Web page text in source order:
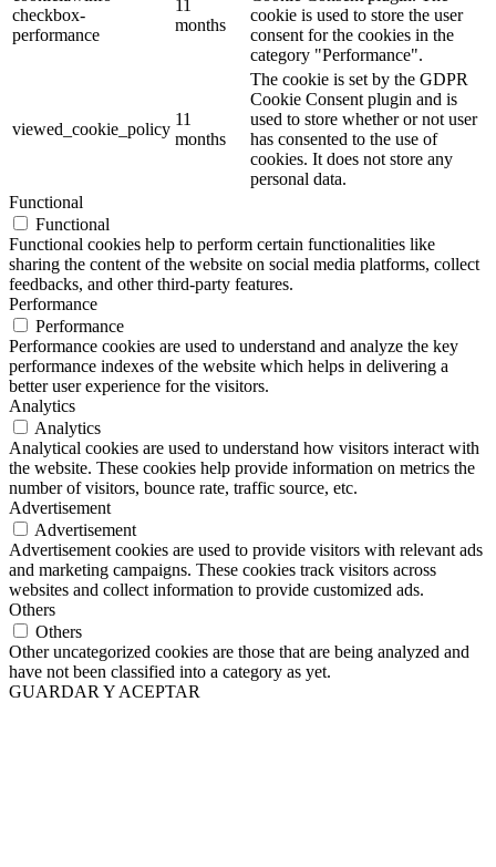
checkbox-
performance
11
months
cookie is used to store the user
consent for the cookies in the
category "Performance".
viewed_cookie_policy
11
months
The cookie is set by the GDPR
Cookie Consent plugin and is
used to store whether or not user
has consented to the use of
cookies. It does not store any
personal data.
Functional
Functional
Functional cookies help to perform certain functionalities like
sharing the content of the website on social media platforms, collect
feedbacks, and other third-party features.
Performance
Performance
Performance cookies are used to understand and analyze the key
performance indexes of the website which helps in delivering a
better user experience for the visitors.
Analytics
Analytics
Analytical cookies are used to understand how visitors interact with
the website. These cookies help provide information on metrics the
number of visitors, bounce rate, traffic source, etc.
Advertisement
Advertisement
Advertisement cookies are used to provide visitors with relevant ads
and marketing campaigns. These cookies track visitors across
websites and collect information to provide customized ads.
Others
Others
Other uncategorized cookies are those that are being analyzed and
have not been classified into a category as yet.
GUARDAR Y ACEPTAR